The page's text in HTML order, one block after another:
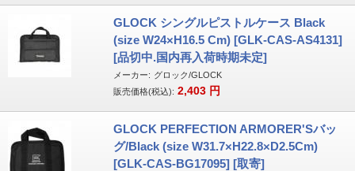
GLOCK シングルピストルケース Black
(size W24×H16.5 Cm) [GLK-CAS-AS4131]
[品切中.国内再入荷時期未定]
メーカー: グロック/GLOCK
販売価格(税込): 2,403 円
GLOCK PERFECTION ARMORER'Sバッ
グ/Black (size W31.7×H22.8×D2.5Cm)
[GLK-CAS-BG17095] [取寄]